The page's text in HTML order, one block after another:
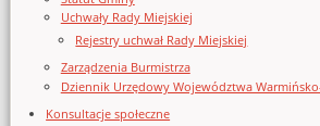
Uchwały Rady Miejskiej
Rejestry uchwał Rady Miejskiej
Zarządzenia Burmistrza
Dziennik Urzędowy Województwa
Konsultacje społeczne